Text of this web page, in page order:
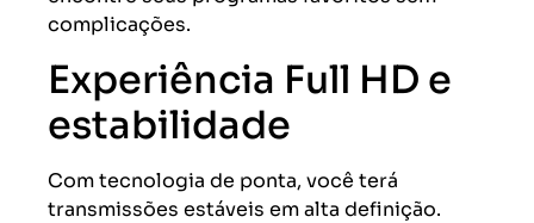
complicações.
Experiência Full HD e
estabilidade
Com tecnologia de ponta, você terá
transmissões estáveis em alta definição.